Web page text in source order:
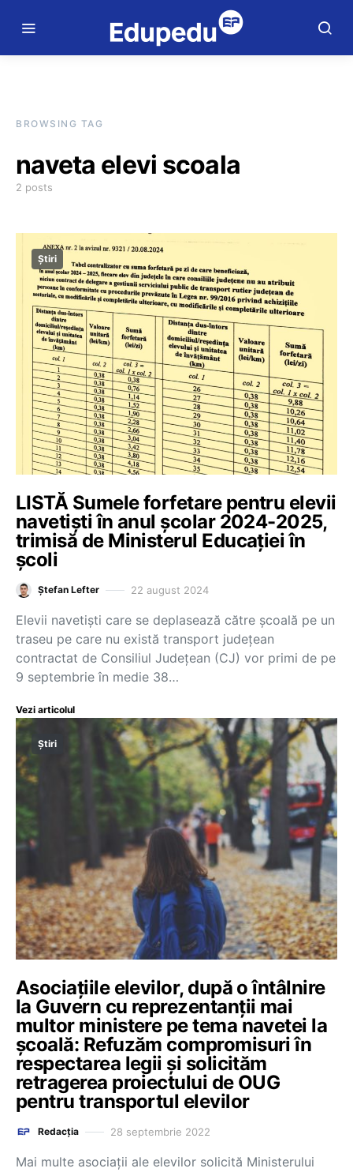
BROWSING TAG
naveta elevi scoala
2 posts
Știri
LISTĂ Sumele forfetare pentru elevii
navetiști în anul școlar 2024-2025,
trimisă de Ministerul Educației în
școli
Ștefan Lefter 22 august 2024
Elevii navetiști care se deplasează către școală pe un
traseu pe care nu există transport județean
contractat de Consiliul Județean (CJ) vor primi de pe
9 septembrie în medie 38…
Vezi articolul
Știri
Asociațiile elevilor, după o întâlnire
la Guvern cu reprezentanții mai
multor ministere pe tema navetei la
școală: Refuzăm compromisuri în
respectarea legii și solicităm
retragerea proiectului de OUG
pentru transportul elevilor
Redacția 28 septembrie 2022
Mai multe asociații ale elevilor solicită Ministerului